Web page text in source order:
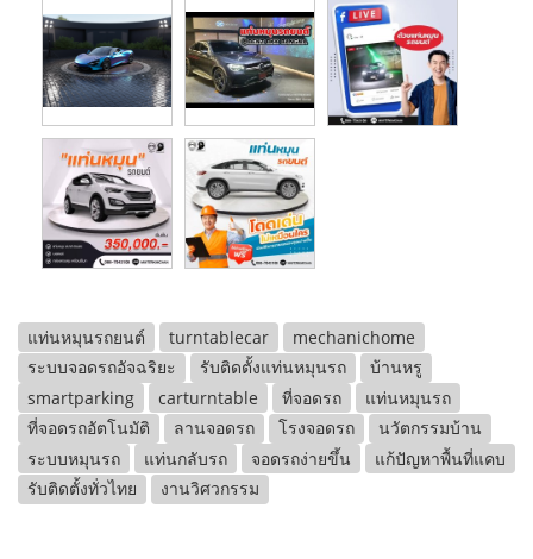
แท่นหมุนรถยนต์ turntablecar
mechanichome
ระบบจอดรถอัจฉริยะ
รับติดตั้งแท่นหมุนรถ
บ้านหรู
smartparking
carturntable ที่จอดรถ
แท่นหมุนรถ
ที่จอดรถอัตโนมัติ
ลานจอดรถ โรงจอดรถ
นวัตกรรมบ้าน
ระบบหมุนรถ
แท่นกลับรถ จอดรถง่ายขึ้น
แก้ปัญหาพื้นที่แคบ
รับติดตั้งทั่วไทย
งานวิศวกรรม